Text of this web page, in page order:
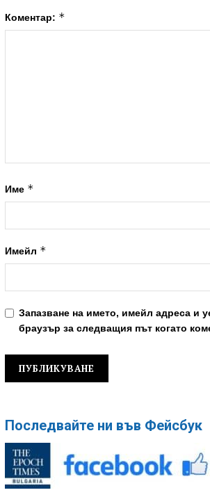
Коментар: *
Име *
Имейл *
Запазване на името, имейл адреса и
браузър за следващия път когато
Последвайте ни във Фейсбук